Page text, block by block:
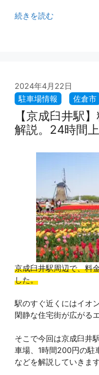
続きを読む
2024年4月22日
【京成臼井駅
解説。24時間
京成臼井駅周辺で、料
した。
駅のすぐ近くにはイオ
閑静な住宅街が広がる
そこで今回は京成臼井
車場、1時間200円の駐
などを解説していきます